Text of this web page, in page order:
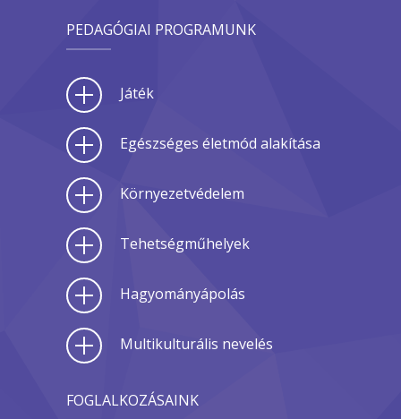
PEDAGÓGIAI PROGRAMUNK
Játék
Egészséges életmód alakítása
Környezetvédelem
Tehetségműhelyek
Hagyományápolás
Multikulturális nevelés
FOGLALKOZÁSAINK